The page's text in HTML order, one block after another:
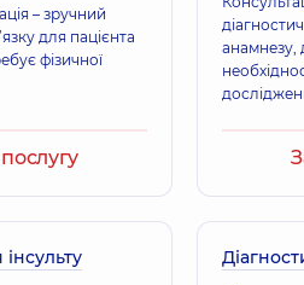
– зручний
для пацієнта
фізичної
анамнезу,
інсульту